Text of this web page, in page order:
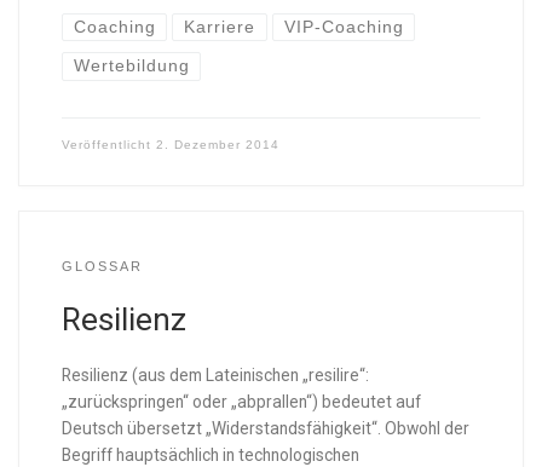
Coaching Karriere VIP-Coaching
Wertebildung
Veröffentlicht 2. Dezember 2014
GLOSSAR
Resilienz
Resilienz (aus dem Lateinischen „resilire“:
„zurückspringen“ oder „abprallen“) bedeutet auf
Deutsch übersetzt „Widerstandsfähigkeit“. Obwohl der
Begriff hauptsächlich in technologischen